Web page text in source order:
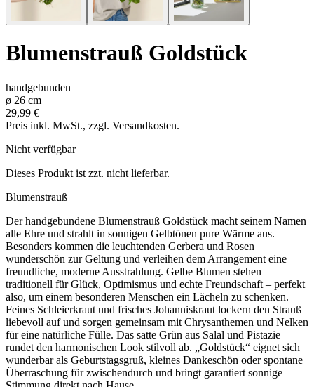
Blumenstrauß Goldstück
handgebunden
ø 26 cm
29,99 €
Preis inkl. MwSt., zzgl. Versandkosten.
Nicht verfügbar
Dieses Produkt ist zzt. nicht lieferbar.
Blumenstrauß
Der handgebundene Blumenstrauß Goldstück macht seinem Namen
alle Ehre und strahlt in sonnigen Gelbtönen pure Wärme aus.
Besonders kommen die leuchtenden Gerbera und Rosen
wunderschön zur Geltung und verleihen dem Arrangement eine
freundliche, moderne Ausstrahlung. Gelbe Blumen stehen
traditionell für Glück, Optimismus und echte Freundschaft – perfekt
also, um einem besonderen Menschen ein Lächeln zu schenken.
Feines Schleierkraut und frisches Johanniskraut lockern den Strauß
liebevoll auf und sorgen gemeinsam mit Chrysanthemen und Nelken
für eine natürliche Fülle. Das satte Grün aus Salal und Pistazie
rundet den harmonischen Look stilvoll ab. „Goldstück“ eignet sich
wunderbar als Geburtstagsgruß, kleines Dankeschön oder spontane
Überraschung für zwischendurch und bringt garantiert sonnige